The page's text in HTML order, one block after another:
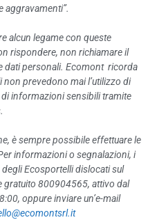
e acquisizione
politico
amministrativi
aggravamenti”.
alcun legame con queste
rispondere, non richiamare il
dati personali. Ecomont ricorda
prevedono mai l’utilizzo di
informazioni sensibili tramite
è sempre possibile effettuare le
informazioni o segnalazioni, i
Ecosportelli dislocati sul
gratuito 800904565, attivo dal
oppure inviare un’e-mail